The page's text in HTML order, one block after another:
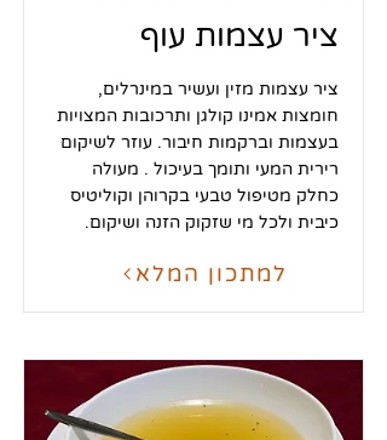
ציר עצמות עוף
ציר עצמות מזין ועשיר במינרלים,
חומצות אמינו קולגן ותרכובות המצויות
בעצמות וברקמות חיבור. עוזר לשיקום
רירית המעי ותומך בעיכול . מעולה
כחלק מטיפול טבעי בקרוהן וקוליטיס
כיבית ולכל מי שזקוק הזנה ושיקום.
למתכון המלא